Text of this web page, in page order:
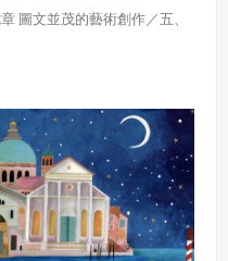
圖文並茂的藝術創作／五、